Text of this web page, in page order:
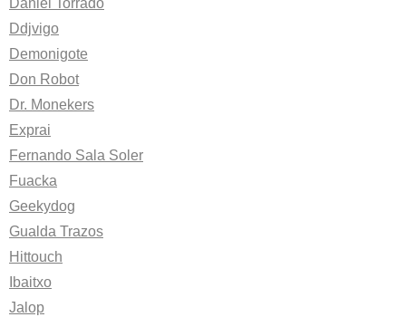
Daniel Torrado
Ddjvigo
Demonigote
Don Robot
Dr. Monekers
Exprai
Fernando Sala Soler
Fuacka
Geekydog
Gualda Trazos
Hittouch
Ibaitxo
Jalop